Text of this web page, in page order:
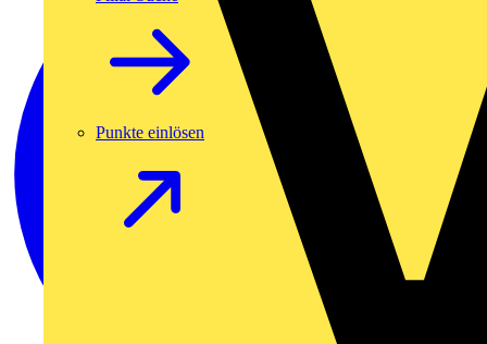
Punkte einlösen